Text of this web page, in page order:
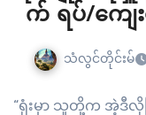
က် ရပ်/ကျေ
သံလွင်တိုင်းမ်
“ရုံးမှာ သူတို့က အဲ့ဒီ